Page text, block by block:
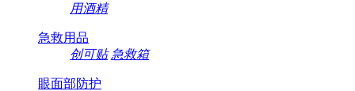
用酒精
急救用品
创可贴 急救箱
眼面部防护